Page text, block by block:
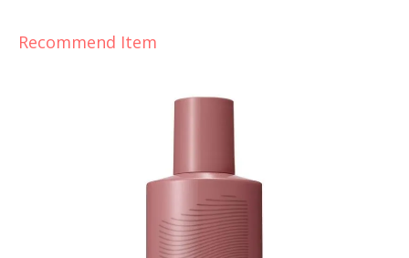
Recommend Item